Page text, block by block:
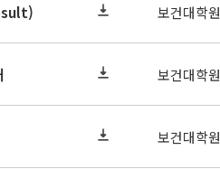
보건대학원
보건대학원
보건대학원